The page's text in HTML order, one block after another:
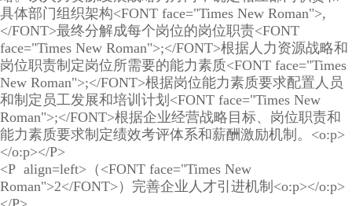
具体部门组织架构<FONT face="Times New Roman">,
</FONT>最终分解成每个岗位的岗位职责<FONT
face="Times New Roman">;</FONT>根据人力资源战略和
岗位职责制定岗位所需要的能力素质<FONT face="Times
New Roman">;</FONT>根据岗位能力素质要求配置人员
和制定员工发展和培训计划<FONT face="Times New
Roman">;</FONT>根据企业经营战略目标、岗位职责和
能力素质要求制定绩效考评体系和薪酬激励机制。<o:p>
</o:p></P>
<P align=left>（<FONT face="Times New
Roman">2</FONT>）完善企业人才引进机制<o:p></o:p>